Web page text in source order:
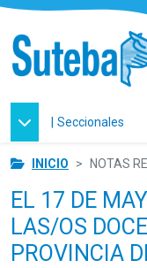
| Seccionales
INICIO NOTAS
EL 17 DE
LAS/OS
PROVINCIA